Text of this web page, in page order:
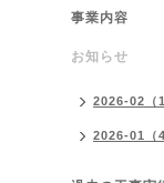
事業内容
お知らせ
2026-02（1
2026-01（4